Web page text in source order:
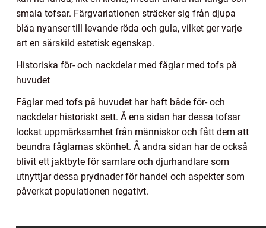
smala tofsar. Färgvariationen sträcker sig från djupa
blåa nyanser till levande röda och gula, vilket ger varje
art en särskild estetisk egenskap.
Historiska för- och nackdelar med fåglar med tofs på
huvudet
Fåglar med tofs på huvudet har haft både för- och
nackdelar historiskt sett. Å ena sidan har dessa tofsar
lockat uppmärksamhet från människor och fått dem att
beundra fåglarnas skönhet. Å andra sidan har de också
blivit ett jaktbyte för samlare och djurhandlare som
utnyttjar dessa prydnader för handel och aspekter som
påverkat populationen negativt.